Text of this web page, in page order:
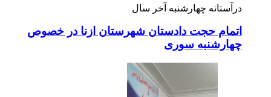
درآستانه چهارشنبه آخر سال
اتمام حجت دادستان شهرستان ازنا در خصوص
چهارشنبه ‌سوری